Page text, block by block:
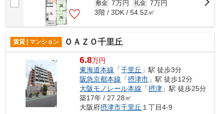
敷金 7万円 礼金 7万円
3階 / 3DK / 54.52㎡
賃貸 | マンション ＯＡＺＯ千里丘
6.8万円
東海道本線 「千里丘 」駅 徒歩3分
阪急京都本線 「摂津市 」駅 徒歩12分
大阪モノレール本線 「摂津 」駅 徒歩25分
築17年 / 27.28㎡
大阪府摂津市千里丘 １丁目4-9